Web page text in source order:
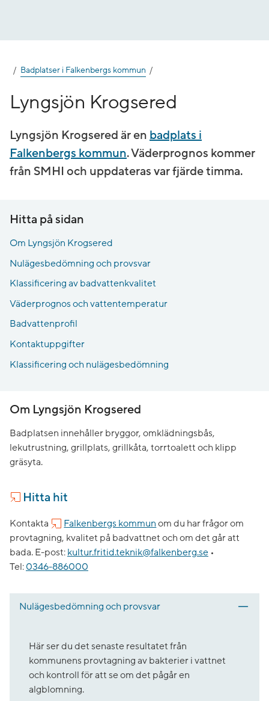
Badplatser i Falkenbergs kommun
Lyngsjön Krogsered
Lyngsjön Krogsered är en badplats i
Falkenbergs kommun. Väderprognos kommer
från SMHI och uppdateras var fjärde timma.
Hitta på sidan
Om Lyngsjön Krogsered
Nulägesbedömning och provsvar
Klassificering av badvattenkvalitet
Väderprognos och vattentemperatur
Badvattenprofil
Kontaktuppgifter
Klassificering och nulägesbedömning
Om Lyngsjön Krogsered
Badplatsen innehåller bryggor, omklädningsbås,
lekutrustning, grillplats, grillkåta, torrtoalett och klipp
gräsyta.
Hitta hit
Kontakta Falkenbergs kommun om du har frågor om
provtagning, kvalitet på badvattnet och om det går att
bada. E-post: kultur.fritid.teknik@falkenberg.se •
Tel: 0346-886000
Nulägesbedömning och provsvar
Här ser du det senaste resultatet från
kommunens provtagning av bakterier i vattnet
och kontroll för att se om det pågår en
algblomning.